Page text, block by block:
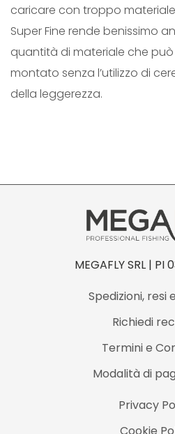
n
t
i
t
à
caricare con troppo
Super Fine rende benissimo
quantità di materiale che
montato senza l’utilizzo di
della leggerezza.
MEGAFLY SRL | PI
Spedizioni, resi
Richiedi
Termini e
Modalità di
Privacy